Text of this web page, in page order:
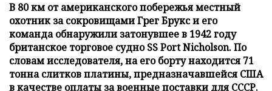
В 80 км от американского побережья местный
охотник за сокровищами Грег Брукс и его
команда обнаружили затонувшее в 1942 году
британское торговое судно SS Port Nicholson. По
словам исследователя, на его борту находится 71
тонна слитков платины, предназначавшейся США
в качестве оплаты за военные поставки для СССР.